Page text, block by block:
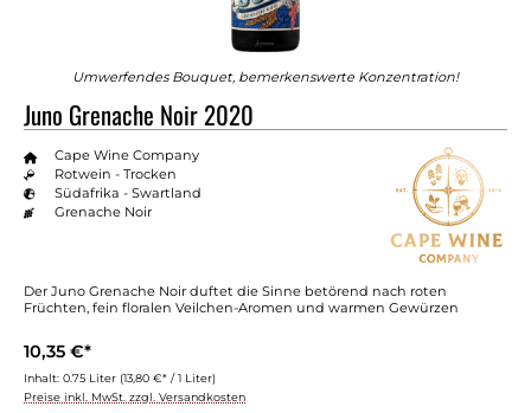
Umwerfendes Bouquet, bemerkenswerte Konzentration!
Juno Grenache Noir 2020
Cape Wine Company
Rotwein - Trocken
Südafrika - Swartland
Grenache Noir
Der Juno Grenache Noir duftet die Sinne betörend nach roten
Früchten, fein floralen Veilchen-Aromen und warmen Gewürzen
10,35 €*
Inhalt: 0.75 Liter (13,80 €* / 1 Liter)
Preise inkl. MwSt. zzgl. Versandkosten